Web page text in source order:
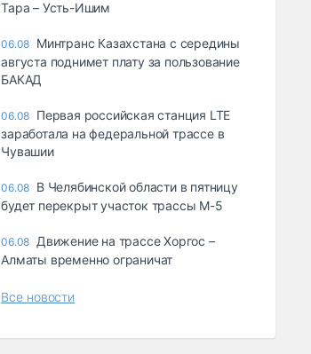
Тара – Усть-Ишим
06.08 Минтранс Казахстана с середины
августа поднимет плату за пользование
БАКАД
06.08 Первая российская станция LTE
заработала на федеральной трассе в
Чувашии
06.08 В Челябинской области в пятницу
будет перекрыт участок трассы М-5
06.08 Движение на трассе Хоргос –
Алматы временно ограничат
Все новости